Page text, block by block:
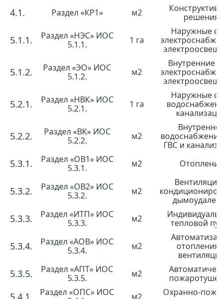
4.1. Раздел «КР1» м2
решения
5.1.1.
Раздел «НЭС» ИОС
5.1.1.
1 га
Наружные
5.1.2.
Раздел «ЭО» ИОС
5.1.2.
м2
Внутренние
5.2.1.
Раздел «НВК» ИОС
5.2.1.
1 га
Наружные
5.2.2.
Раздел «ВК» ИОС
5.2.2.
м2
ГВС и
5.3.1.
Раздел «ОВ1» ИОС
5.3.1.
м2 Отопление
5.3.2.
Раздел «ОВ2» ИОС
5.3.2.
м2
Вентиляция
5.3.3.
Раздел «ИТП» ИОС
5.3.3.
м2
тепловой
5.3.4.
Раздел «АОВ» ИОС
5.3.4.
м2
отопления
5.3.5.
Раздел «АПТ» ИОС
5.3.5.
м2
5.4.1.
Раздел «ОПС» ИОС
м2
Охранно-